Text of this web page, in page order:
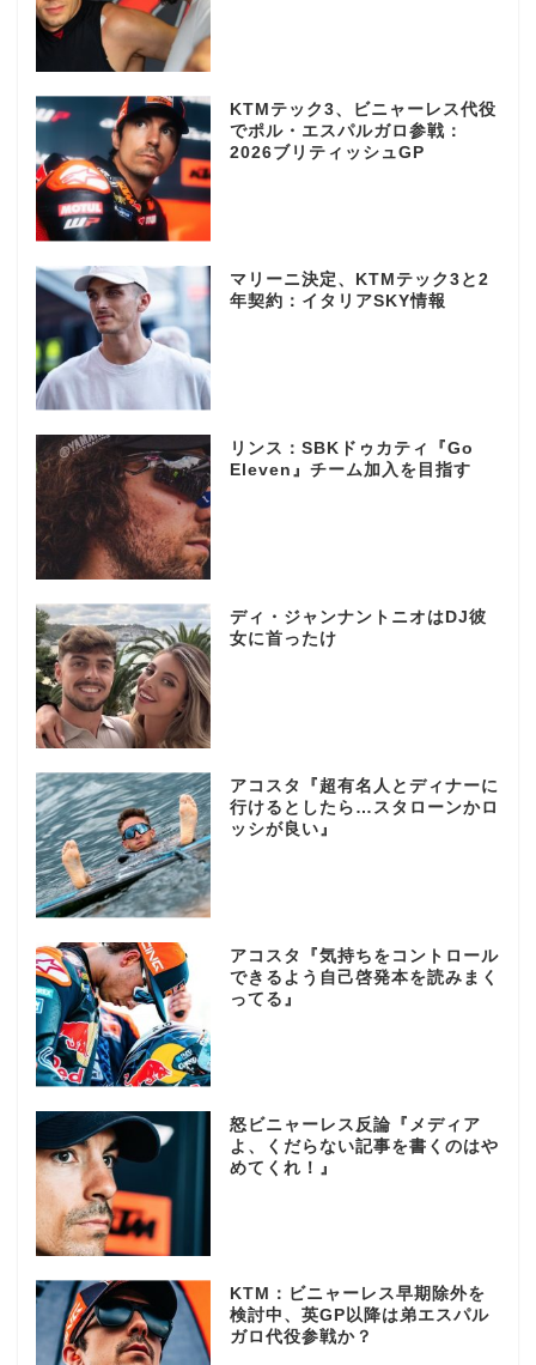
KTMテック3、ビニャーレス代役
でポル・エスパルガロ参戦：
2026ブリティッシュGP
マリーニ決定、KTMテック3と2
年契約：イタリアSKY情報
リンス：SBKドゥカティ『Go
Eleven』チーム加入を目指す
ディ・ジャンナントニオはDJ彼
女に首ったけ
アコスタ『超有名人とディナーに
行けるとしたら…スタローンかロ
ッシが良い』
アコスタ『気持ちをコントロール
できるよう自己啓発本を読みまく
ってる』
怒ビニャーレス反論『メディア
よ、くだらない記事を書くのはや
めてくれ！』
KTM：ビニャーレス早期除外を
検討中、英GP以降は弟エスパル
ガロ代役参戦か？